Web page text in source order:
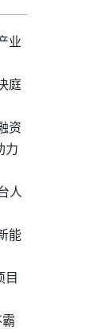
业
庭
资
力
人
能
目